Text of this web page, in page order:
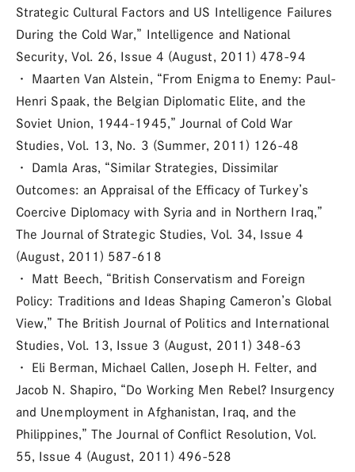
Strategic Cultural Factors and US Intelligence Failures
During the Cold War,” Intelligence and National
Security, Vol. 26, Issue 4 (August, 2011) 478-94
・ Maarten Van Alstein, “From Enigma to Enemy: Paul-
Henri Spaak, the Belgian Diplomatic Elite, and the
Soviet Union, 1944-1945,” Journal of Cold War
Studies, Vol. 13, No. 3 (Summer, 2011) 126-48
・ Damla Aras, “Similar Strategies, Dissimilar
Outcomes: an Appraisal of the Efficacy of Turkey’s
Coercive Diplomacy with Syria and in Northern Iraq,”
The Journal of Strategic Studies, Vol. 34, Issue 4
(August, 2011) 587-618
・ Matt Beech, “British Conservatism and Foreign
Policy: Traditions and Ideas Shaping Cameron’s Global
View,” The British Journal of Politics and International
Studies, Vol. 13, Issue 3 (August, 2011) 348-63
・ Eli Berman, Michael Callen, Joseph H. Felter, and
Jacob N. Shapiro, “Do Working Men Rebel? Insurgency
and Unemployment in Afghanistan, Iraq, and the
Philippines,” The Journal of Conflict Resolution, Vol.
55, Issue 4 (August, 2011) 496-528